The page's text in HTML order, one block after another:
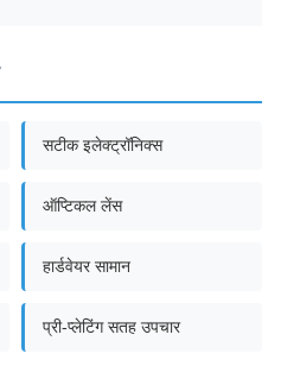
सटीक इलेक्ट्रॉनिक्स
ऑप्टिकल लेंस
हार्डवेयर सामान
प्री-प्लेटिंग सतह उपचार